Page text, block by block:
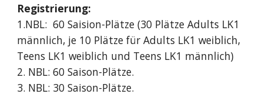
Registrierung:
1.NBL: 60 Saision-Plätze (30 Plätze Adults LK1
männlich, je 10 Plätze für Adults LK1 weiblich,
Teens LK1 weiblich und Teens LK1 männlich)
2. NBL: 60 Saison-Plätze.
3. NBL: 30 Saison-Plätze.